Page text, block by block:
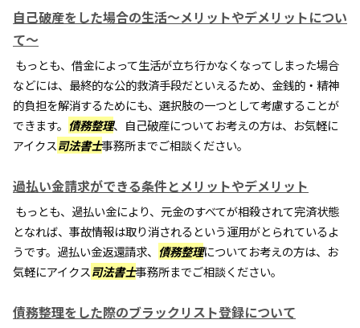
自己破産をした場合の生活～メリットやデメリットについ
て～
もっとも、借金によって生活が立ち行かなくなってしまった場合
などには、最終的な公的救済手段だといえるため、金銭的・精神
的負担を解消するためにも、選択肢の一つとして考慮することが
できます。 債務整理、自己破産についてお考えの方は、お気軽に
アイクス司法書士事務所までご相談ください。
過払い金請求ができる条件とメリットやデメリット
もっとも、過払い金により、元金のすべてが相殺されて完済状態
となれば、事故情報は取り消されるという運用がとられているよ
うです。過払い金返還請求、 債務整理についてお考えの方は、お
気軽にアイクス司法書士事務所までご相談ください。
債務整理をした際のブラックリスト登録について